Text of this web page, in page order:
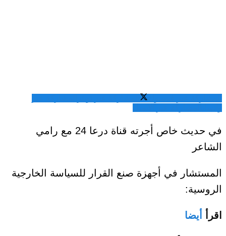
في حديث خاص أجرته قناة درعا 24 مع رامي
الشاعر
المستشار في أجهزة صنع القرار للسياسة الخارجية
الروسية:
اقرأ أيضا